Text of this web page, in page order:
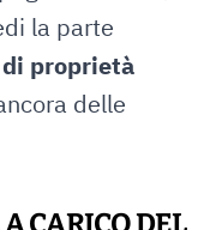
la parte
proprietà
delle